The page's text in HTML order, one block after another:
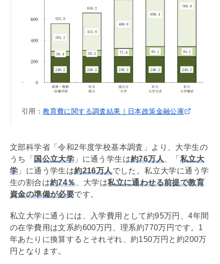
引用：教育費に関する調査結果｜日本政策金融公庫
文部科学省「令和2年度学校基本調査」より、大学生の
うち「国公立大学 」に通う学生は約76万人 、「 私立大
学 」に通う学生は約216万人でした。私立大学に通う学
生の割合は約74％、大学は私立に通わせる前提で教育
資金の準備が必要です。
私立大学に通うには、入学費用として約95万円、4年間
の在学費用は文系約600万円、理系約770万円です。1
年あたりに換算するとそれぞれ、約150万円と約200万
円となります。